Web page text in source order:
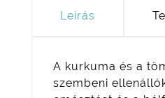
Leírás
A kurkuma és a
szembeni